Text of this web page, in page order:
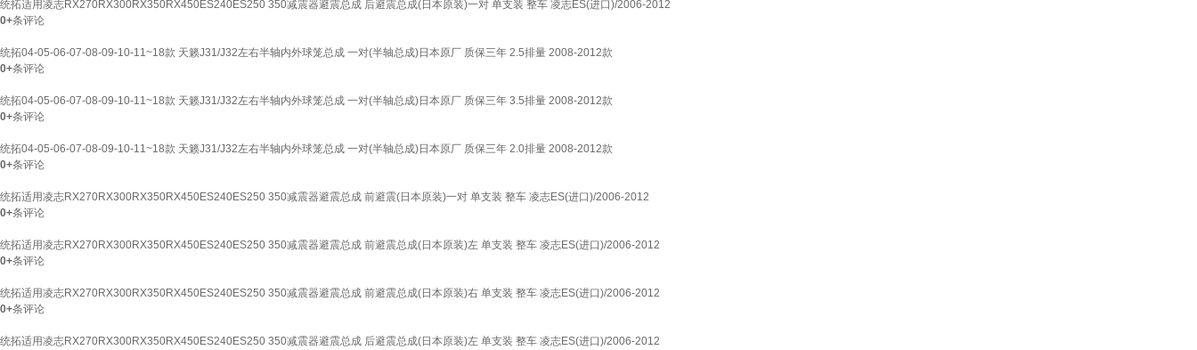
统拓适用凌志RX270RX300RX350RX450ES240ES250 350减震器避震总成 后避震总成(日本原装)一对 单支装 整车 凌志ES(进口)/2006-2012
0+条评论
统拓04-05-06-07-08-09-10-11~18款 天籁J31/J32左右半轴内外球笼总成 一对(半轴总成)日本原厂 质保三年 2.5排量 2008-2012款
0+条评论
统拓04-05-06-07-08-09-10-11~18款 天籁J31/J32左右半轴内外球笼总成 一对(半轴总成)日本原厂 质保三年 3.5排量 2008-2012款
0+条评论
统拓04-05-06-07-08-09-10-11~18款 天籁J31/J32左右半轴内外球笼总成 一对(半轴总成)日本原厂 质保三年 2.0排量 2008-2012款
0+条评论
统拓适用凌志RX270RX300RX350RX450ES240ES250 350减震器避震总成 前避震(日本原装)一对 单支装 整车 凌志ES(进口)/2006-2012
0+条评论
统拓适用凌志RX270RX300RX350RX450ES240ES250 350减震器避震总成 前避震总成(日本原装)左 单支装 整车 凌志ES(进口)/2006-2012
0+条评论
统拓适用凌志RX270RX300RX350RX450ES240ES250 350减震器避震总成 前避震总成(日本原装)右 单支装 整车 凌志ES(进口)/2006-2012
0+条评论
统拓适用凌志RX270RX300RX350RX450ES240ES250 350减震器避震总成 后避震总成(日本原装)左 单支装 整车 凌志ES(进口)/2006-2012